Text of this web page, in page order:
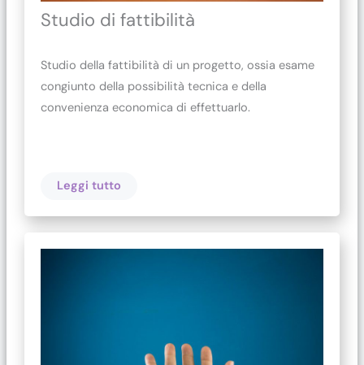
Studio di fattibilità
Studio della fattibilità di un progetto, ossia esame
congiunto della possibilità tecnica e della
convenienza economica di effettuarlo.
Leggi tutto